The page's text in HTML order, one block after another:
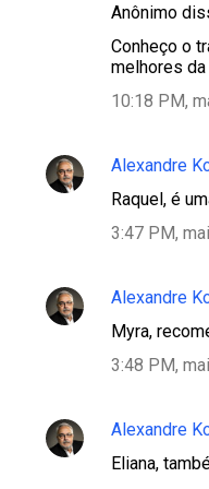
Anônimo
Conheço o
melhores
10:18 PM,
Alexandre
Raquel, é
3:47 PM,
Alexandre
Myra,
3:48 PM,
Alexandre
Eliana,